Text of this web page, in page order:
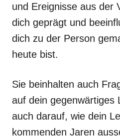
und Ereignisse aus der
dich geprägt und
dich zu der Person
heute bist.
Sie beinhalten auch
auf dein gegenwärtiges
auch darauf, wie dein
kommenden Jaren